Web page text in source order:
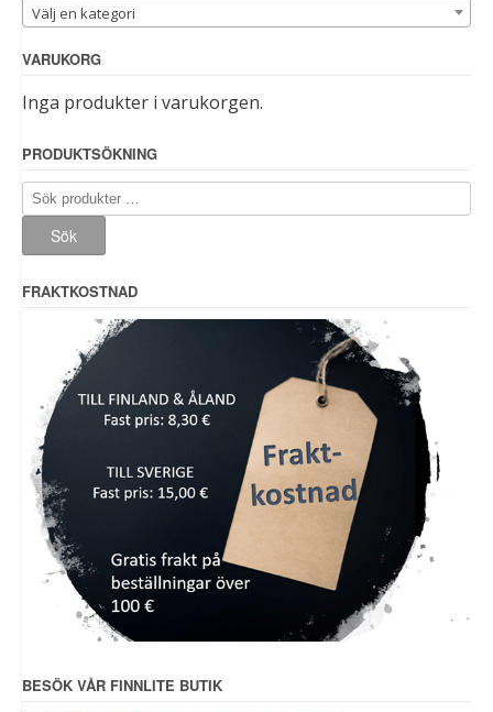
Välj en kategori
VARUKORG
Inga produkter i varukorgen.
PRODUKTSÖKNING
Sök
efter:
Sök
FRAKTKOSTNAD
BESÖK VÅR FINNLITE BUTIK